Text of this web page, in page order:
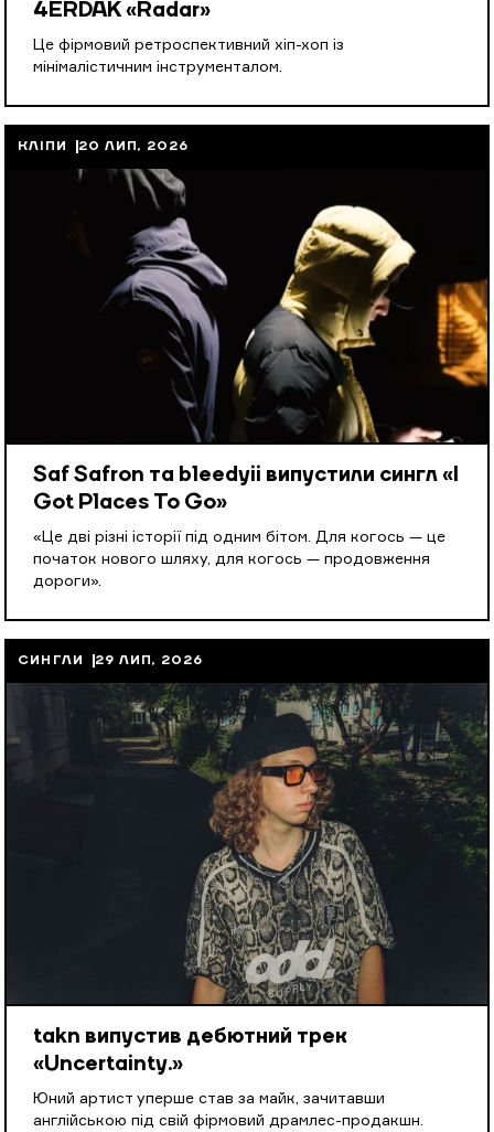
4ERDAK «Radar»
Це фірмовий ретроспективний хіп-хоп із
мінімалістичним інструменталом.
КЛІПИ 20 ЛИП, 2026
Saf Safron та bleedyii випустили сингл «I
Got Places To Go»
«Це дві різні історії під одним бітом. Для когось — це
початок нового шляху, для когось — продовження
дороги».
СИНГЛИ 29 ЛИП, 2026
takn випустив дебютний трек
«Uncertainty.»
Юний артист уперше став за майк, зачитавши
англійською під свій фірмовий драмлес-продакшн.